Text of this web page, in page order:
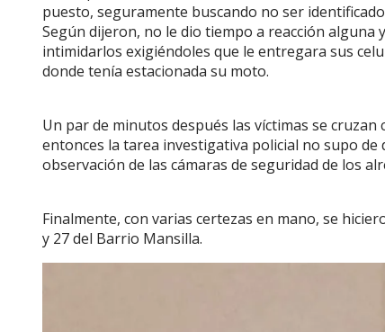
puesto, seguramente buscando no ser
Según dijeron, no le dio tiempo a reacción alguna
intimidarlos exigiéndoles que le entregara sus
donde tenía estacionada su moto.
Un par de minutos después las víctimas se
entonces la tarea investigativa policial no supo de
observación de las cámaras de seguridad de los
Finalmente, con varias certezas en mano, se
y 27 del Barrio Mansilla.